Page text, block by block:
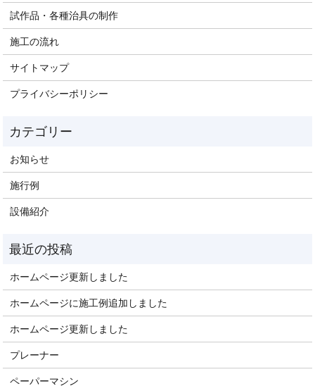
試作品・各種治具の制作
施工の流れ
サイトマップ
プライバシーポリシー
お知らせ
施行例
設備紹介
ホームページ更新しました
ホームページに施工例追加しました
ホームページ更新しました
プレーナー
ペーパーマシン